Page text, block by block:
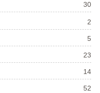
30
2
5
23
14
52